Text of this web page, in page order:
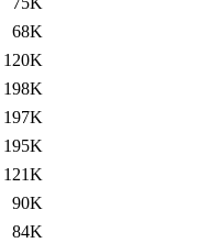
68K
120K
198K
197K
195K
121K
90K
84K